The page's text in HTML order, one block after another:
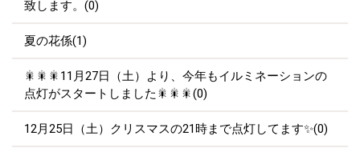
致します。(0)
夏の花係(1)
🎇🎇🎇11月27日（土）より、今年もイルミネーションの
点灯がスタートしました🎇🎇🎇(0)
12月25日（土）クリスマスの21時まで点灯してます✨(0)